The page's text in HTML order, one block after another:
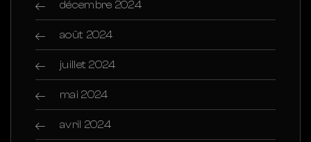
décembre 2024
août 2024
juillet 2024
mai 2024
avril 2024